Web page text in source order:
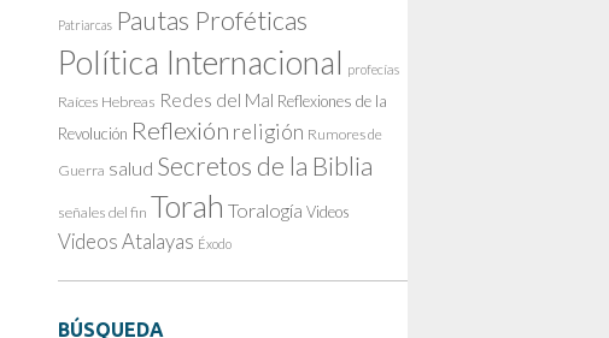
Patriarcas Pautas Proféticas
Política Internacional profecías
Raíces Hebreas Redes del Mal Reflexiones de la
Revolución Reflexión religión Rumores de
Guerra salud Secretos de la Biblia
señales del fin Torah Toralogía Videos
Videos Atalayas Éxodo
BÚSQUEDA